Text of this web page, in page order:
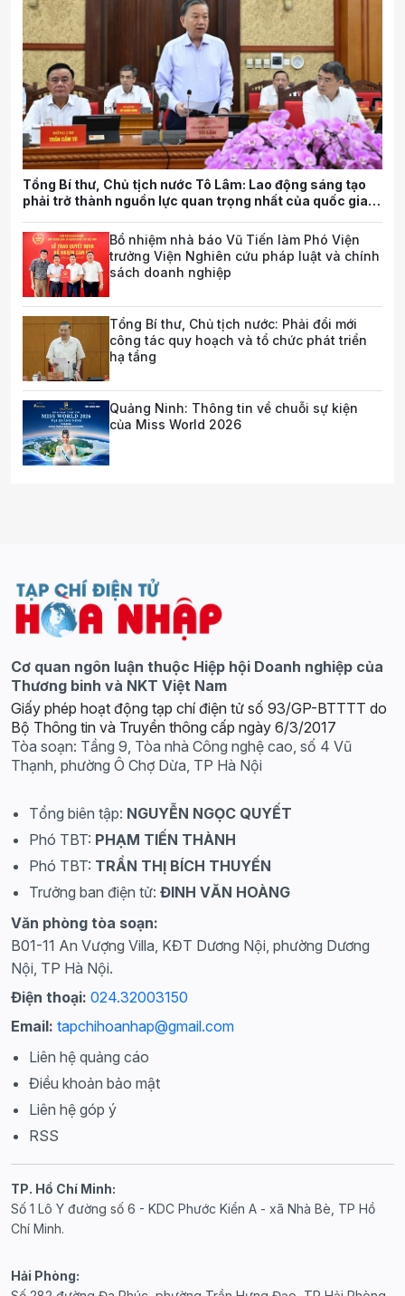
Tổng Bí thư, Chủ tịch nước Tô Lâm: Lao động sáng tạo
phải trở thành nguồn lực quan trọng nhất của quốc gia
Bổ nhiệm nhà báo Vũ Tiến làm Phó Viện
trưởng Viện Nghiên cứu pháp luật và chính
sách doanh nghiệp
Tổng Bí thư, Chủ tịch nước: Phải đổi mới
công tác quy hoạch và tổ chức phát triển
hạ tầng
Quảng Ninh: Thông tin về chuỗi sự kiện
của Miss World 2026
Cơ quan ngôn luận thuộc Hiệp hội Doanh nghiệp của
Thương binh và NKT Việt Nam
Giấy phép hoạt động tạp chí điện tử số 93/GP-BTTTT do
Bộ Thông tin và Truyền thông cấp ngày 6/3/2017
Tòa soạn: Tầng 9, Tòa nhà Công nghệ cao, số 4 Vũ
Thạnh, phường Ô Chợ Dừa, TP Hà Nội
Tổng biên tập: NGUYỄN NGỌC QUYẾT
Phó TBT: PHẠM TIẾN THÀNH
Phó TBT: TRẦN THỊ BÍCH THUYẾN
Trưởng ban điện tử: ĐINH VĂN HOÀNG
Văn phòng tòa soạn:
B01-11 An Vượng Villa, KĐT Dương Nội, phường Dương
Nội, TP Hà Nội.
Điện thoại: 024.32003150
Email: tapchihoanhap@gmail.com
Liên hệ quảng cáo
Điều khoản bảo mật
Liên hệ góp ý
RSS
TP. Hồ Chí Minh:
Số 1 Lô Y đường số 6 - KDC Phước Kiển A - xã Nhà Bè, TP Hồ
Chí Minh.
Hải Phòng: